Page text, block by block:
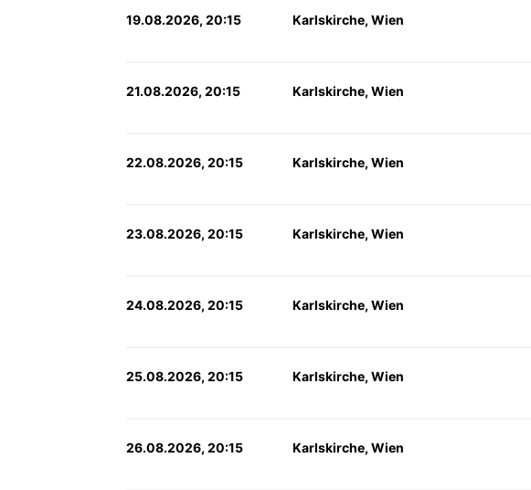
19.08.2026, 20:15 Karlskirche, Wien
21.08.2026, 20:15 Karlskirche, Wien
22.08.2026, 20:15 Karlskirche, Wien
23.08.2026, 20:15 Karlskirche, Wien
24.08.2026, 20:15 Karlskirche, Wien
25.08.2026, 20:15 Karlskirche, Wien
26.08.2026, 20:15 Karlskirche, Wien